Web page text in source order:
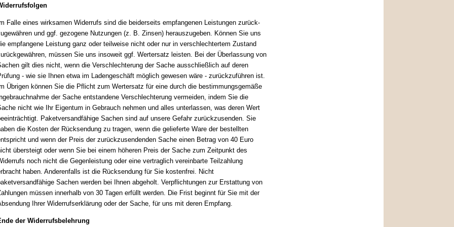
Falle eines wirksamen Widerrufs sind die beiderseits empfangenen Leistungen zurück-
und ggf. gezogene Nutzungen (z. B. Zinsen) herauszugeben. Können Sie uns
empfangene Leistung ganz oder teilweise nicht oder nur in verschlechtertem Zustand
müssen Sie uns insoweit ggf. Wertersatz leisten. Bei der Überlassung von
gilt dies nicht, wenn die Verschlechterung der Sache ausschließlich auf deren
- wie sie Ihnen etwa im Ladengeschäft möglich gewesen wäre - zurückzuführen ist.
Übrigen können Sie die Pflicht zum Wertersatz für eine durch die bestimmungsgemäße
der Sache entstandene Verschlechterung vermeiden, indem Sie die
nicht wie Ihr Eigentum in Gebrauch nehmen und alles unterlassen, was deren Wert
Paketversandfähige Sachen sind auf unsere Gefahr zurückzusenden. Sie
die Kosten der Rücksendung zu tragen, wenn die gelieferte Ware der bestellten
und wenn der Preis der zurückzusendenden Sache einen Betrag von 40 Euro
übersteigt oder wenn Sie bei einem höheren Preis der Sache zum Zeitpunkt des
noch nicht die Gegenleistung oder eine vertraglich vereinbarte Teilzahlung
haben. Anderenfalls ist die Rücksendung für Sie kostenfrei. Nicht
Sachen werden bei Ihnen abgeholt. Verpflichtungen zur Erstattung von
müssen innerhalb von 30 Tagen erfüllt werden. Die Frist beginnt für Sie mit der
Ihrer Widerrufserklärung oder der Sache, für uns mit deren Empfang.
der Widerrufsbelehrung